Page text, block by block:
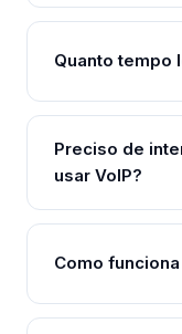
Quanto tempo
Preciso de
usar VoIP?
Como